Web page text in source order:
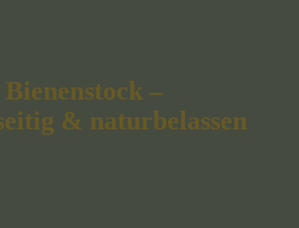
Bienenstock –
& naturbelassen